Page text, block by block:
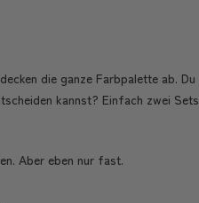
die ganze Farbpalette ab. Du
kannst? Einfach zwei Sets
Aber eben nur fast.